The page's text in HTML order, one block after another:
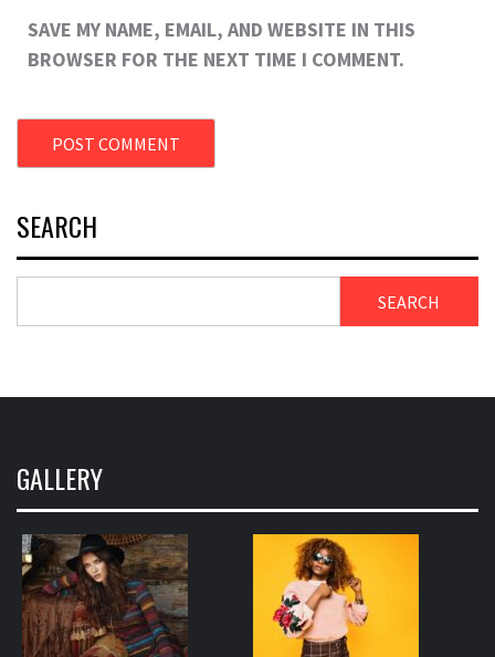
SAVE MY NAME, EMAIL, AND WEBSITE IN THIS
BROWSER FOR THE NEXT TIME I COMMENT.
SEARCH
SEARCH
GALLERY